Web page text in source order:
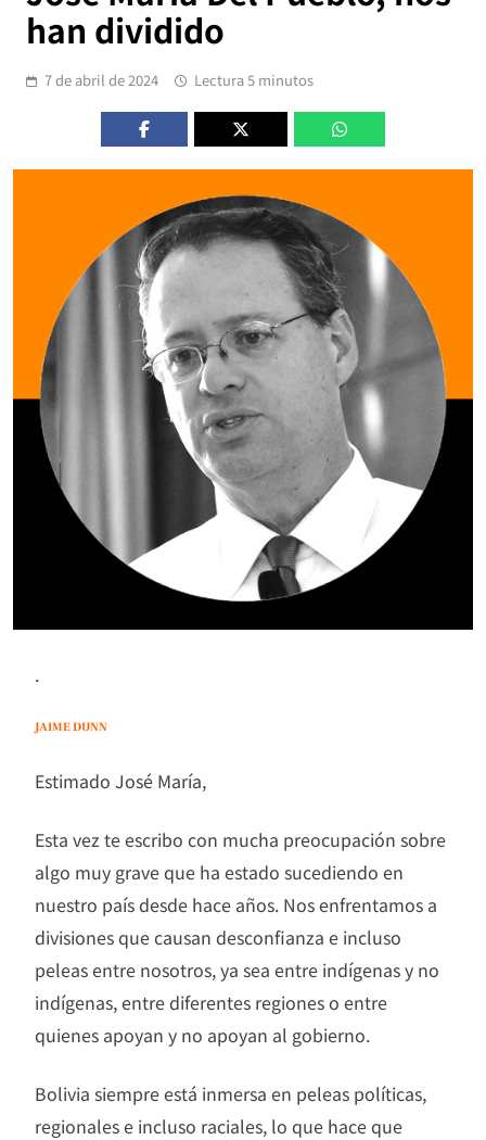
han dividido
7 de abril de 2024 Lectura 5 minutos
.
JAIME DUNN
Estimado José María,
Esta vez te escribo con mucha preocupación sobre
algo muy grave que ha estado sucediendo en
nuestro país desde hace años. Nos enfrentamos a
divisiones que causan desconfianza e incluso
peleas entre nosotros, ya sea entre indígenas y no
indígenas, entre diferentes regiones o entre
quienes apoyan y no apoyan al gobierno.
Bolivia siempre está inmersa en peleas políticas,
regionales e incluso raciales, lo que hace que